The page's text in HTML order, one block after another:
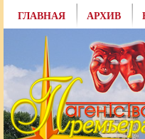
ГЛАВНАЯ АРХИВ